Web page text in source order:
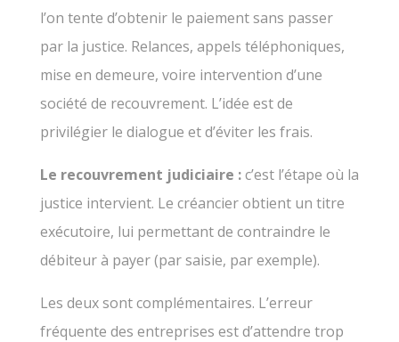
l’on tente d’obtenir le paiement sans passer
par la justice. Relances, appels téléphoniques,
mise en demeure, voire intervention d’une
société de recouvrement. L’idée est de
privilégier le dialogue et d’éviter les frais.
Le recouvrement judiciaire :c’est l’étape où la
justice intervient. Le créancier obtient un titre
exécutoire, lui permettant de contraindre le
débiteur à payer (par saisie, par exemple).
Les deux sont complémentaires. L’erreur
fréquente des entreprises est d’attendre trop